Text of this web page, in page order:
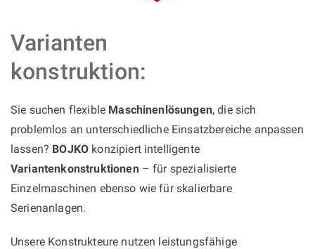
Varianten
konstruktion:
Sie suchen flexible Maschinenlösungen, die sich
problemlos an unterschiedliche Einsatzbereiche anpassen
lassen? BOJKO konzipiert intelligente
Variantenkonstruktionen– für spezialisierte
Einzelmaschinen ebenso wie für skalierbare
Serienanlagen.
Unsere Konstrukteure nutzen leistungsfähige